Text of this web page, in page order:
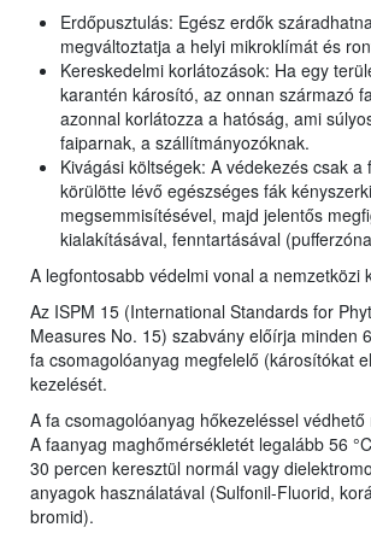
Erdőpusztulás: Egész erdők
megváltoztatja a helyi mikroklímát és
Kereskedelmi korlátozások: Ha egy
karantén károsító, az onnan származó
azonnal korlátozza a hatóság, ami
faiparnak, a szállítmányozóknak.
Kivágási költségek: A védekezés csak a
körülötte lévő egészséges fák
megsemmisítésével, majd jelentős
kialakításával, fenntartásával
A legfontosabb védelmi vonal a nemzetközi
Az ISPM 15 (International Standards for
Measures No. 15) szabvány előírja minden
fa csomagolóanyag megfelelő (károsítókat
kezelését.
A fa csomagolóanyag hőkezeléssel
A faanyag maghőmérsékletét legalább 56
30 percen keresztül normál vagy
anyagok használatával (Sulfonil-Fluorid,
bromid).